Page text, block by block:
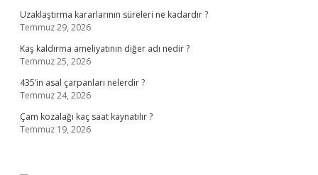
Uzaklaştırma kararlarının süreleri ne kadardır ?
Temmuz 29, 2026
Kaş kaldırma ameliyatının diğer adı nedir ?
Temmuz 25, 2026
435’in asal çarpanları nelerdir ?
Temmuz 24, 2026
Çam kozalağı kaç saat kaynatılır ?
Temmuz 19, 2026